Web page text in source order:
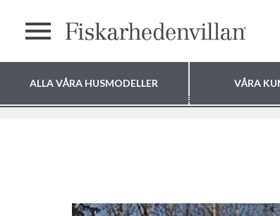
ALLA VÅRA HUSMODELLER VÅRA
Livet i en Fiskarhedenvilla